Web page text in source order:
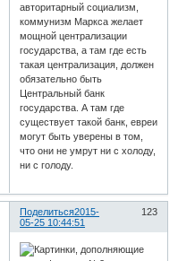
авторитарный социализм,
коммунизм Маркса желает
мощной централизации
государства, а там где есть
такая централизация, должен
обязательно быть
Центральный банк
государства. А там где
существует такой банк, евреи
могут быть уверены в том,
что они не умрут ни с холоду,
ни с голоду.
Поделиться 123
2015-
05-25 10:44:51